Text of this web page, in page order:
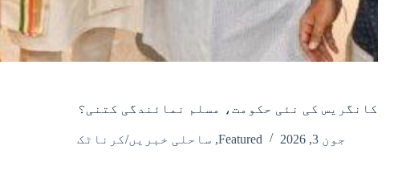
کانگریس کی نئی حکومت، مسلم نمائندگی کتنی؟
جون 3, 2026 Featured
, ساحلی خبریں/کرناٹک